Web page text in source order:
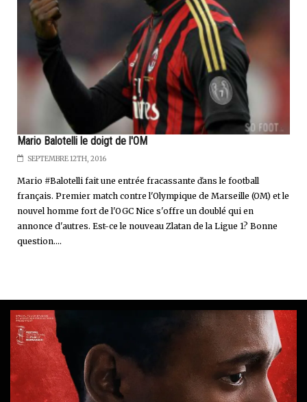
Mario Balotelli le doigt de l'OM
SEPTEMBRE 12TH, 2016
Mario #Balotelli fait une entrée fracassante ďans le football
français. Premier match contre l'Olympique de Marseille (OM) et le
nouvel homme fort de l'OGC Nice s'offre un doublé qui en
annonce d'autres. Est-ce le nouveau Zlatan de la Ligue 1? Bonne
question....